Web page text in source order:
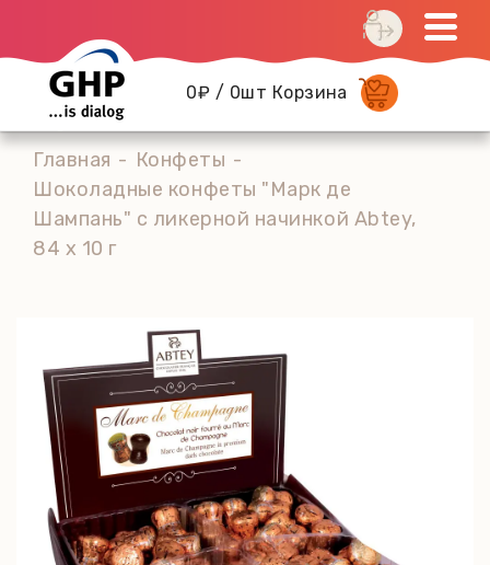
0₽ / 0шт Корзина
Главная
Конфеты
Шоколадные конфеты "Марк де
Шампань" с ликерной начинкой Abtey,
84 х 10 г